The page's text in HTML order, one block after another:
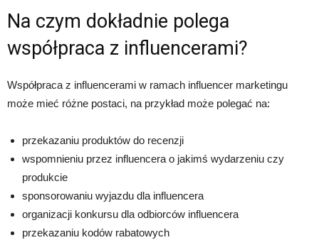
Na czym dokładnie polega
współpraca z influencerami?
Współpraca z influencerami w ramach influencer marketingu
może mieć różne postaci, na przykład może polegać na:
przekazaniu produktów do recenzji
wspomnieniu przez influencera o jakimś wydarzeniu czy
produkcie
sponsorowaniu wyjazdu dla influencera
organizacji konkursu dla odbiorców influencera
przekazaniu kodów rabatowych